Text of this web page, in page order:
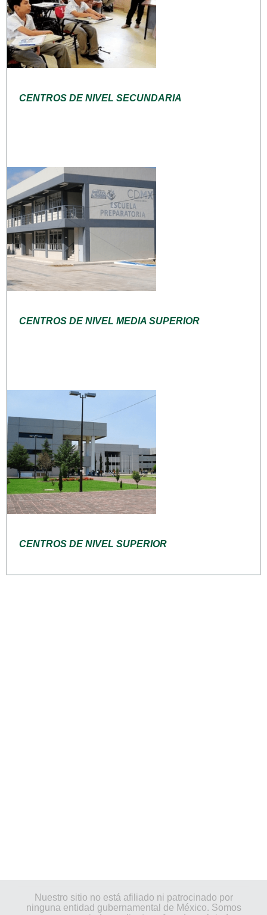
CENTROS DE NIVEL SECUNDARIA
CENTROS DE NIVEL MEDIA SUPERIOR
CENTROS DE NIVEL SUPERIOR
Nuestro sitio no está afiliado ni patrocinado por
ninguna entidad gubernamental de México. Somos